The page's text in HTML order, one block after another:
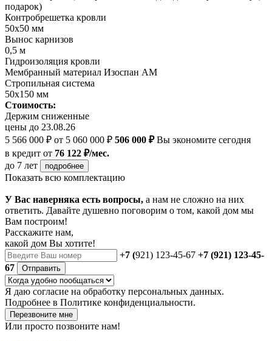
подарок)
Контробрешетка кровли
50х50 мм
Вынос карнизов
0,5 м
Гидроизоляция кровли
Мембранный материал Изоспан АМ
Стропильная система
50х150 мм
Стоимость:
Держим сниженные
цены до 23.08.26
5 566 000 ₽ от 5 060 000 ₽ 506 000 ₽Вы экономите сегодня
в кредит от 76 122 ₽/мес.
до 7 лет
подробнее
Показать всю комплектацию
У Вас наверняка есть вопросы, а нам не сложно на них
ответить. Давайте душевно поговорим о том, какой дом мы
Вам построим!
Расскажите нам,
какой дом Вы хотите!
+7 (921) 123-45-67 +7 (921) 123-45-
67
Отправить
Я даю согласие на обработку персональных данных.
Подробнее в Политике конфиденциальности.
Перезвоните мне
Или просто позвоните нам!